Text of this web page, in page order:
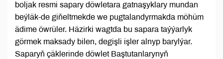
boljak resmi sapary döwletara gatnaşyklary mundan
beýläk-de giňeltmekde we pugtalandyrmakda möhüm
ädime öwrüler. Häzirki wagtda bu sapara taýýarlyk
görmek maksady bilen, degişli işler alnyp barylýar.
Saparyň çäklerinde döwlet Baştutanlarynyň